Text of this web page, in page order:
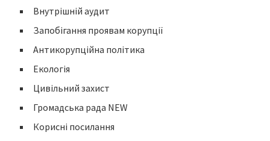
Внутрішній аудит
Запобігання проявам корупції
Антикорупційна політика
Екологія
Цивільний захист
Громадська рада NEW
Корисні посилання